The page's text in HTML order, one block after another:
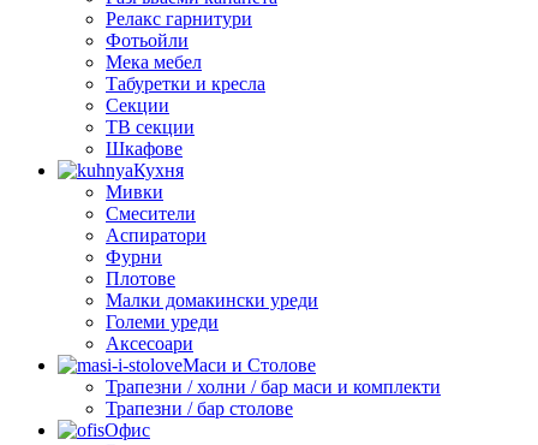
Релакс гарнитури
Фотьойли
Мека мебел
Табуретки и кресла
Секции
ТВ секции
Шкафове
Кухня
Мивки
Смесители
Аспиратори
Фурни
Плотове
Малки домакински уреди
Големи уреди
Аксесоари
Маси и Столове
Трапезни / холни / бар маси и комплекти
Трапезни / бар столове
Офис